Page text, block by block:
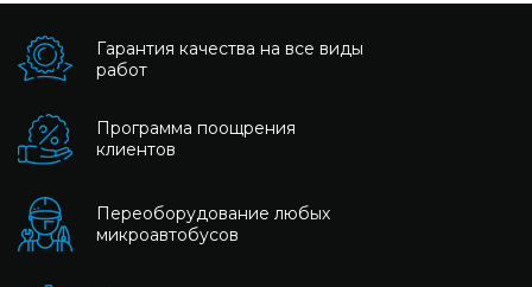
Гарантия качества на все виды
работ
Программа поощрения
клиентов
Переоборудование любых
микроавтобусов